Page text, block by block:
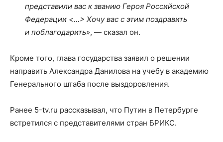
представили вас к званию Героя Российской
Федерации <…> Хочу вас с этим поздравить
и поблагодарить», — сказал он.
Кроме того, глава государства заявил о решении
направить Александра Данилова на учебу в академию
Генерального штаба после выздоровления.
Ранее 5-tv.ru рассказывал, что Путин в Петербурге
встретился с представителями стран БРИКС.